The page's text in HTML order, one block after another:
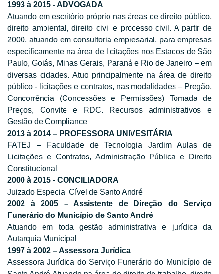
1993 à 2015 - ADVOGADA
Atuando em escritório próprio nas áreas de direito público,
direito ambiental, direito civil e processo civil. A partir de
2000, atuando em consultoria empresarial, para empresas
especificamente na área de licitações nos Estados de São
Paulo, Goiás, Minas Gerais, Paraná e Rio de Janeiro – em
diversas cidades. Atuo principalmente na área de direito
público - licitações e contratos, nas modalidades – Pregão,
Concorrência (Concessões e Permissões) Tomada de
Preços, Convite e RDC. Recursos administrativos e
Gestão de Compliance.
2013 à 2014 – PROFESSORA UNIVESITÁRIA
FATEJ – Faculdade de Tecnologia Jardim Aulas de
Licitações e Contratos, Administração Pública e Direito
Constitucional
2000 à 2015 - CONCILIADORA
Juizado Especial Cível de Santo André
2002 à 2005 – Assistente de Direção do Serviço
Funerário do Município de Santo André
Atuando em toda gestão administrativa e jurídica da
Autarquia Municipal
1997 à 2002 – Assessora Jurídica
Assessora Jurídica do Serviço Funerário do Município de